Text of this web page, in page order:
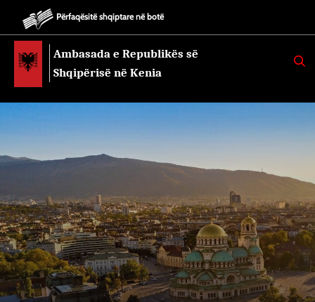
Përfaqësitë shqiptare në botë
Ambasada e Republikës së
Shqipërisë në Kenia
K
E